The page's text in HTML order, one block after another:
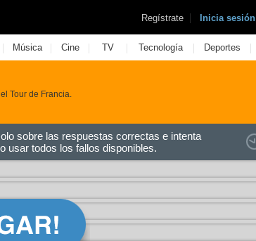
Regístrate | Inicia sesión
| Música | Cine | TV | Tecnología | Deportes |
Tour de Francia.
sobre las respuestas correctas e intenta
usar todos los fallos disponibles.